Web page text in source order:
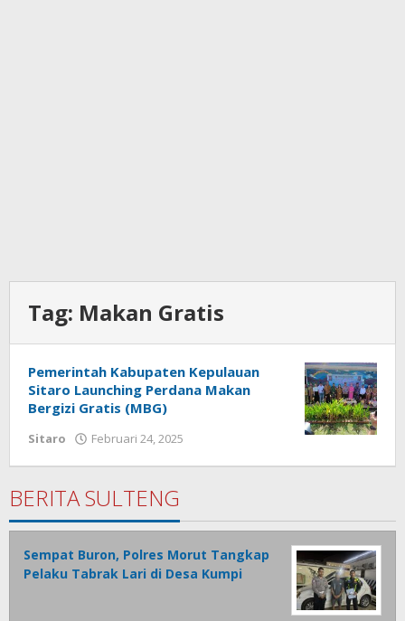
Tag: Makan Gratis
Pemerintah Kabupaten Kepulauan
Sitaro Launching Perdana Makan
Bergizi Gratis (MBG)
Sitaro Februari 24, 2025
BERITA SULTENG
Sempat Buron, Polres Morut Tangkap
Pelaku Tabrak Lari di Desa Kumpi